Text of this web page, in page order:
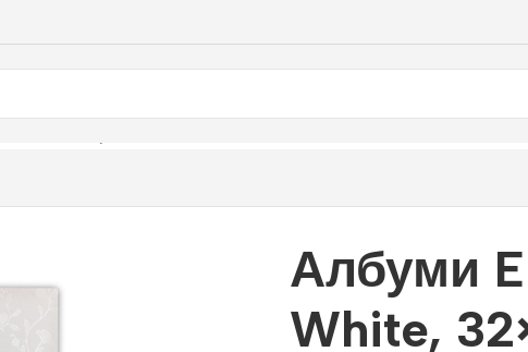
Албуми
White,